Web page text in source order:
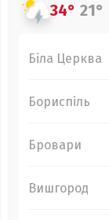
34° 21°
Біла Церква
Бориспіль
Бровари
Вишгород